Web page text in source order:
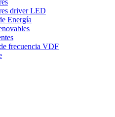
driver LED
Energía
frecuencia VDF